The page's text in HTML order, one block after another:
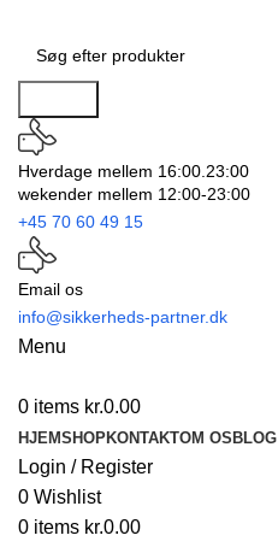
Hverdage mellem 16:00.23:00
wekender mellem 12:00-23:00
+45 70 60 49 15
Email os
info@sikkerheds-partner.dk
Menu
0 items kr.0.00
HJEMSHOPKONTAKTOM OS BLOG
Login / Register
0 Wishlist
0 items kr.0.00